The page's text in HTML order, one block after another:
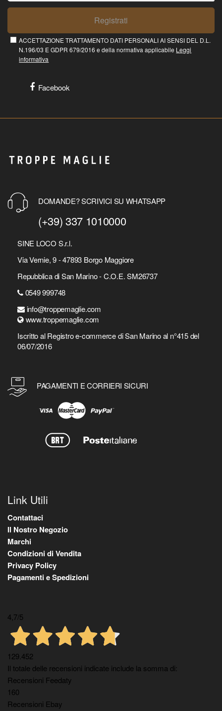
Registrati
ACCETTAZIONE TRATTAMENTO DATI PERSONALI AI SENSI DEL D.L.
N.196/03 E GDPR 679/2016 e della normativa applicabile Leggi
informativa
Facebook
DOMANDE? SCRIVICI SU WHATSAPP
(+39) 337 1010000
SINE LOCO S.r.l.
Via Vernie, 9 - 47893 Borgo Maggiore
Repubblica di San Marino - C.O.E. SM26737
0549 999748
info@troppemaglie.com
www.troppemaglie.com
Iscritto al Registro e-commerce di San Marino al n°415 del
06/07/2016
PAGAMENTI E CORRIERI SICURI
Link Utili
Contattaci
Il Nostro Negozio
Marchi
Condizioni di Vendita
Privacy Policy
Pagamenti e Spedizioni
4,7/5
129.452
Il totale delle recensioni indicate include la somma di:
Recensioni Feedaty
160
Recensioni Ebay